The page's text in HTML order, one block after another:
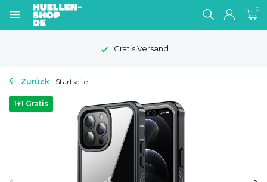
0
Gratis Versand
Zurück Startseite
1+1 Gratis